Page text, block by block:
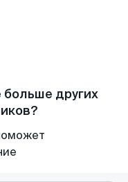
больше других